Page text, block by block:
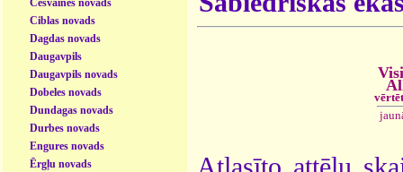
Ciblas novads
Dagdas novads
Daugavpils
Daugavpils novads
Dobeles novads
Dundagas novads
Durbes novads
Engures novads
Ērgļu novads